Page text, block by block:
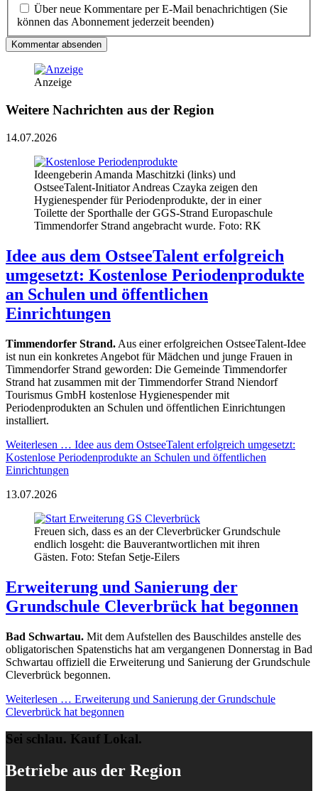
Über neue Kommentare per E-Mail benachrichtigen (Sie
können das Abonnement jederzeit beenden)
Kommentar absenden
Anzeige
Weitere Nachrichten aus der Region
14.07.2026
Ideengeberin Amanda Maschitzki (links) und
OstseeTalent-Initiator Andreas Czayka zeigen den
Hygienespender für Periodenprodukte, der in einer
Toilette der Sporthalle der GGS-Strand Europaschule
Timmendorfer Strand angebracht wurde. Foto: RK
Idee aus dem OstseeTalent erfolgreich
umgesetzt: Kostenlose Periodenprodukte
an Schulen und öffentlichen
Einrichtungen
Timmendorfer Strand. Aus einer erfolgreichen OstseeTalent-Idee
ist nun ein konkretes Angebot für Mädchen und junge Frauen in
Timmendorfer Strand geworden: Die Gemeinde Timmendorfer
Strand hat zusammen mit der Timmendorfer Strand Niendorf
Tourismus GmbH kostenlose Hygienespender mit
Periodenprodukten an Schulen und öffentlichen Einrichtungen
installiert.
Weiterlesen … Idee aus dem OstseeTalent erfolgreich umgesetzt:
Kostenlose Periodenprodukte an Schulen und öffentlichen
Einrichtungen
13.07.2026
Freuen sich, dass es an der Cleverbrücker Grundschule
endlich losgeht: die Bauverantwortlichen mit ihren
Gästen. Foto: Stefan Setje-Eilers
Erweiterung und Sanierung der
Grundschule Cleverbrück hat begonnen
Bad Schwartau. Mit dem Aufstellen des Bauschildes anstelle des
obligatorischen Spatenstichs hat am vergangenen Donnerstag in Bad
Schwartau offiziell die Erweiterung und Sanierung der Grundschule
Cleverbrück begonnen.
Weiterlesen … Erweiterung und Sanierung der Grundschule
Cleverbrück hat begonnen
Sei schlau. Kauf Lokal.
Betriebe aus der Region